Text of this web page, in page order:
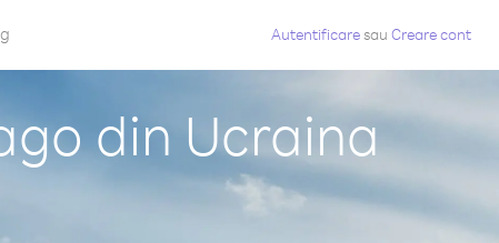
Autentificaresau Creare cont
din Ucraina